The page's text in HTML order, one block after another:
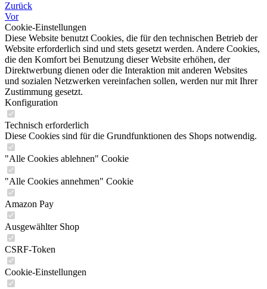
Zurück
Vor
Cookie-Einstellungen
Diese Website benutzt Cookies, die für den technischen Betrieb der
Website erforderlich sind und stets gesetzt werden. Andere Cookies,
die den Komfort bei Benutzung dieser Website erhöhen, der
Direktwerbung dienen oder die Interaktion mit anderen Websites
und sozialen Netzwerken vereinfachen sollen, werden nur mit Ihrer
Zustimmung gesetzt.
Konfiguration
Technisch erforderlich
Diese Cookies sind für die Grundfunktionen des Shops notwendig.
"Alle Cookies ablehnen" Cookie
"Alle Cookies annehmen" Cookie
Amazon Pay
Ausgewählter Shop
CSRF-Token
Cookie-Einstellungen